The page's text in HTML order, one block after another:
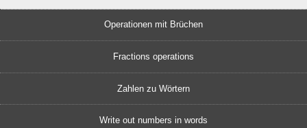
Operationen mit Brüchen
Fractions operations
Zahlen zu Wörtern
Write out numbers in words